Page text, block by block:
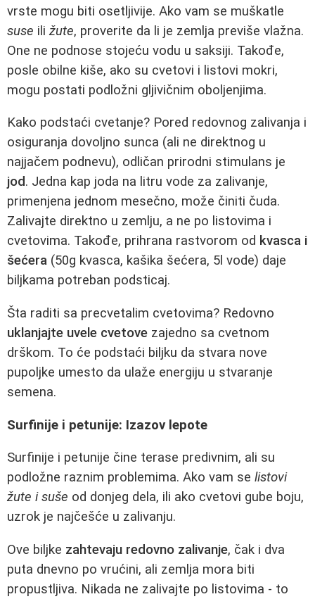
vrste mogu biti osetljivije. Ako vam se muškatle
suse ili žute, proverite da li je zemlja previše vlažna.
One ne podnose stojeću vodu u saksiji. Takođe,
posle obilne kiše, ako su cvetovi i listovi mokri,
mogu postati podložni gljivičnim oboljenjima.
Kako podstaći cvetanje? Pored redovnog zalivanja i
osiguranja dovoljno sunca (ali ne direktnog u
najjačem podnevu), odličan prirodni stimulans je
jod. Jedna kap joda na litru vode za zalivanje,
primenjena jednom mesečno, može činiti čuda.
Zalivajte direktno u zemlju, a ne po listovima i
cvetovima. Takođe, prihrana rastvorom od kvasca i
šećera (50g kvasca, kašika šećera, 5l vode) daje
biljkama potreban podsticaj.
Šta raditi sa precvetalim cvetovima? Redovno
uklanjajte uvele cvetove zajedno sa cvetnom
drškom. To će podstaći biljku da stvara nove
pupoljke umesto da ulaže energiju u stvaranje
semena.
Surfinije i petunije: Izazov lepote
Surfinije i petunije čine terase predivnim, ali su
podložne raznim problemima. Ako vam se listovi
žute i suše od donjeg dela, ili ako cvetovi gube boju,
uzrok je najčešće u zalivanju.
Ove biljke zahtevaju redovno zalivanje, čak i dva
puta dnevno po vrućini, ali zemlja mora biti
propustljiva. Nikada ne zalivajte po listovima - to